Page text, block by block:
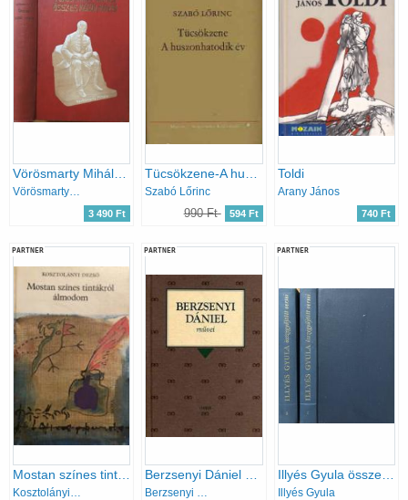
Vörösmarty Mihály összes költői művei
Vörösmarty Mihály
3 490 Ft
Tücsökzene-A huszonhatodik év
Szabó Lőrinc
990 Ft 594 Ft
Toldi
Arany János
740 Ft
PARTNER
Kosztolányi Dezső
PARTNER
Berzsenyi Dániel
PARTNER
Illyés Gyula összegyűjtött versei I-II.
Illyés Gyula